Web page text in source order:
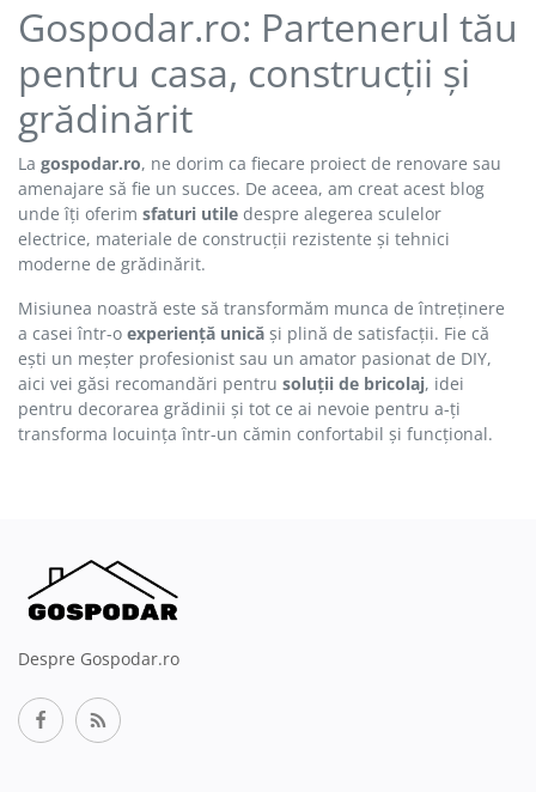
Gospodar.ro: Partenerul tău
pentru casa, construcții și
grădinărit
La gospodar.ro, ne dorim ca fiecare proiect de renovare sau
amenajare să fie un succes. De aceea, am creat acest blog
unde îți oferim sfaturi utile despre alegerea sculelor
electrice, materiale de construcții rezistente și tehnici
moderne de grădinărit.
Misiunea noastră este să transformăm munca de întreținere
a casei într-o experiență unică și plină de satisfacții. Fie că
ești un meșter profesionist sau un amator pasionat de DIY,
aici vei găsi recomandări pentru soluții de bricolaj, idei
pentru decorarea grădinii și tot ce ai nevoie pentru a-ți
transforma locuința într-un cămin confortabil și funcțional.
Despre Gospodar.ro